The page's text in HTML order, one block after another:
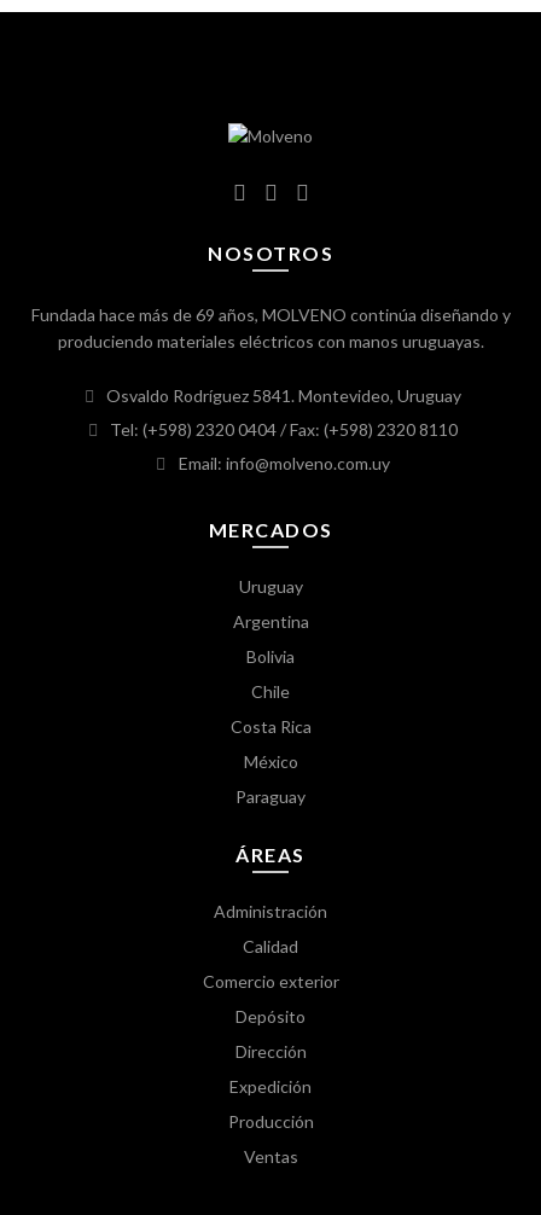
NOSOTROS
Fundada hace más de 69 años, MOLVENO continúa diseñando y
produciendo materiales eléctricos con manos uruguayas.
Osvaldo Rodríguez 5841. Montevideo, Uruguay
Tel: (+598) 2320 0404/ Fax: (+598) 2320 8110
Email: info@molveno.com.uy
MERCADOS
Uruguay
Argentina
Bolivia
Chile
Costa Rica
México
Paraguay
ÁREAS
Administración
Calidad
Comercio exterior
Depósito
Dirección
Expedición
Producción
Ventas